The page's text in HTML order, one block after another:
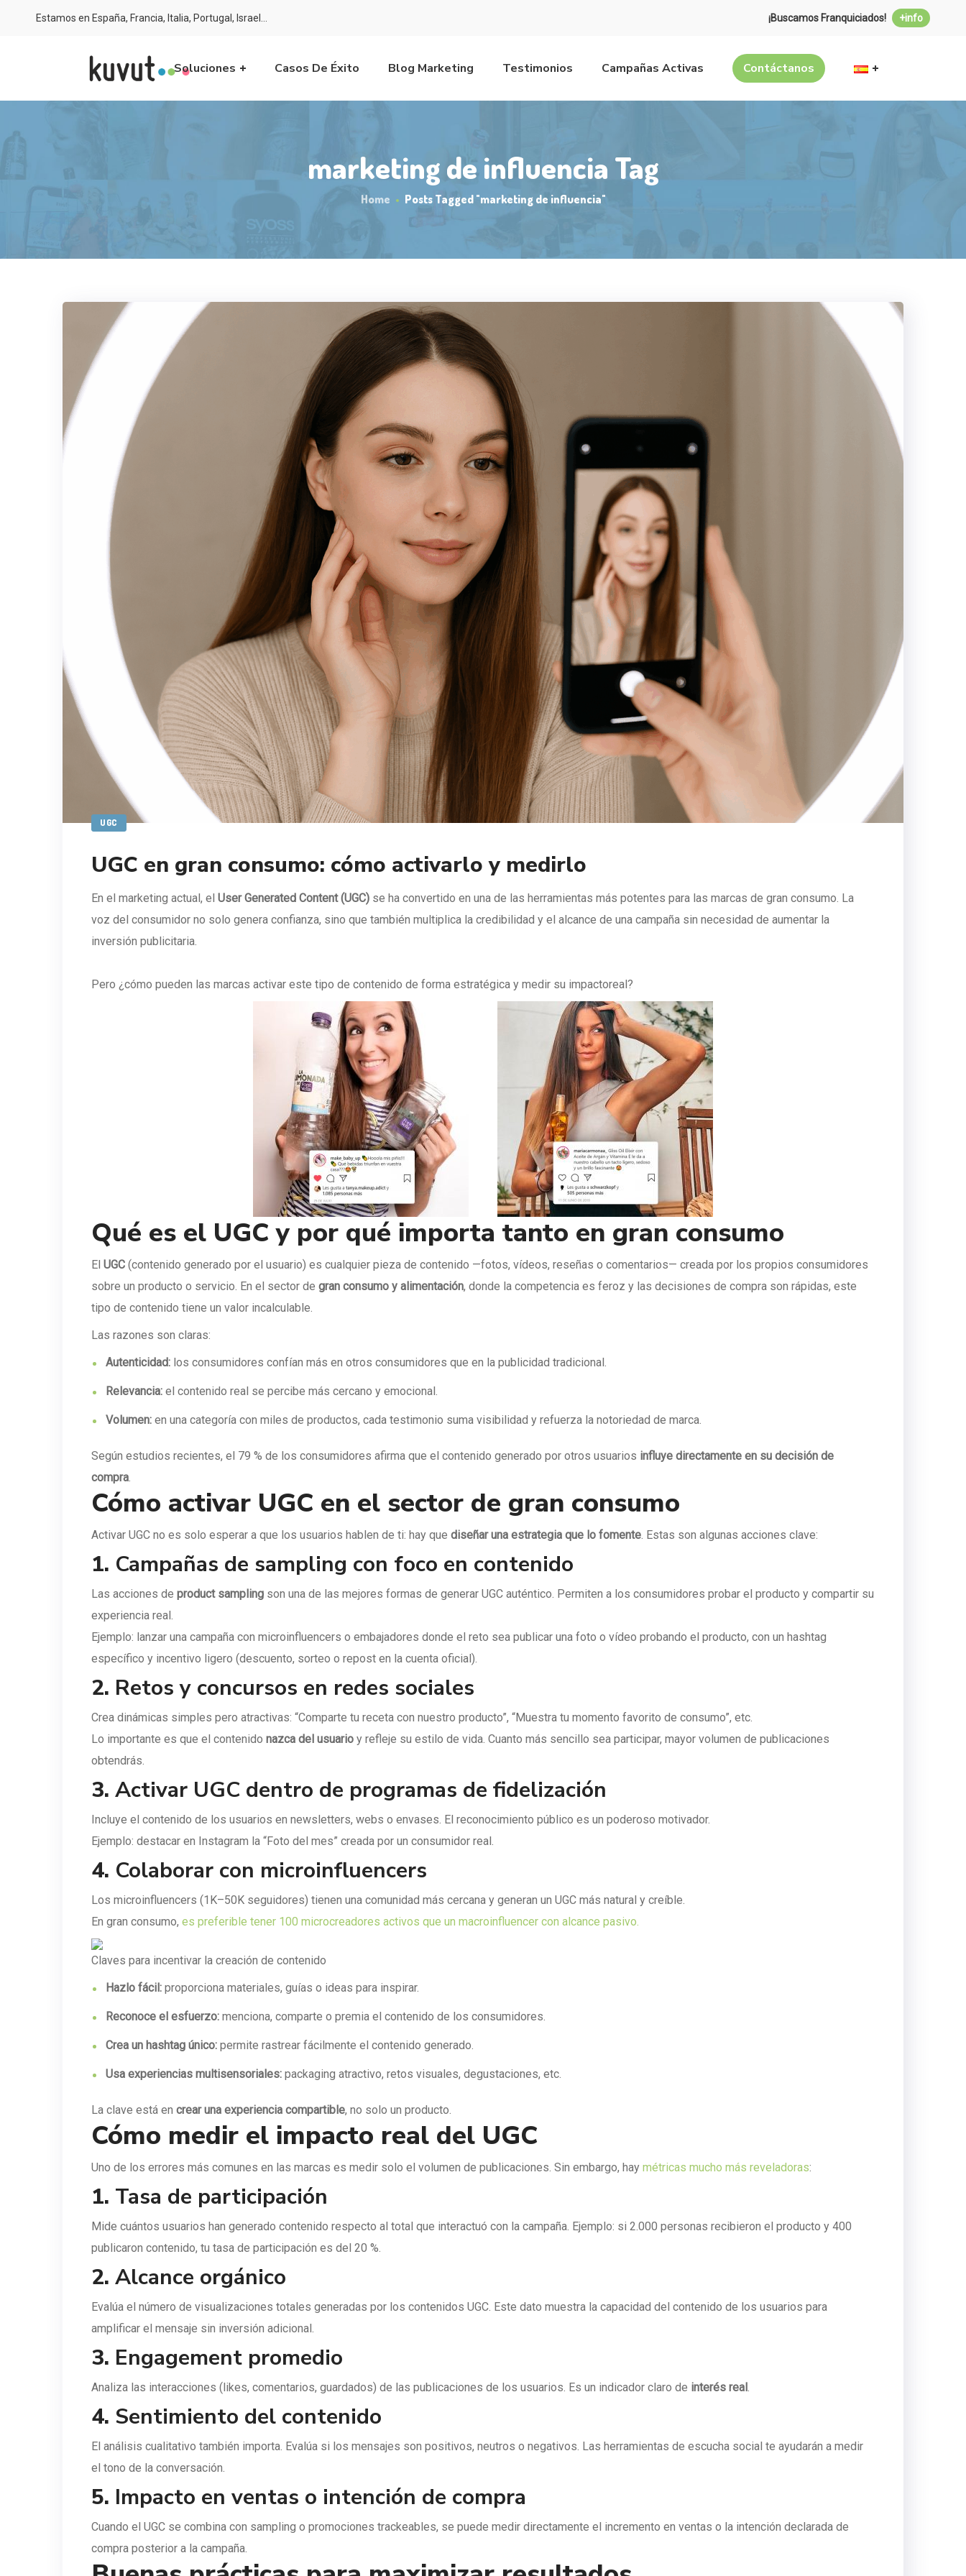
Estamos en España, Francia, Italia, Portugal, Israel… ¡Buscamos Franquiciados! +info
Soluciones Casos De Éxito Blog Marketing Testimonios Campañas Activas Contáctanos
marketing de influencia Tag
Home Posts Tagged "marketing de influencia"
UGC
UGC en gran consumo: cómo activarlo y medirlo
En el marketing actual, el User Generated Content (UGC) se ha convertido en una de las herramientas más potentes para las marcas de gran consumo. La
voz del consumidor no solo genera confianza, sino que también multiplica la credibilidad y el alcance de una campaña sin necesidad de aumentar la
inversión publicitaria.
Pero ¿cómo pueden las marcas activar este tipo de contenido de forma estratégica y medir su impactoreal?
Qué es el UGC y por qué importa tanto en gran consumo
El UGC (contenido generado por el usuario) es cualquier pieza de contenido —fotos, vídeos, reseñas o comentarios— creada por los propios consumidores
sobre un producto o servicio. En el sector de gran consumo y alimentación, donde la competencia es feroz y las decisiones de compra son rápidas, este
tipo de contenido tiene un valor incalculable.
Las razones son claras:
Autenticidad: los consumidores confían más en otros consumidores que en la publicidad tradicional.
Relevancia: el contenido real se percibe más cercano y emocional.
Volumen: en una categoría con miles de productos, cada testimonio suma visibilidad y refuerza la notoriedad de marca.
Según estudios recientes, el 79 % de los consumidores afirma que el contenido generado por otros usuarios influye directamente en su decisión de
compra.
Cómo activar UGC en el sector de gran consumo
Activar UGC no es solo esperar a que los usuarios hablen de ti: hay que diseñar una estrategia que lo fomente. Estas son algunas acciones clave:
1. Campañas de sampling con foco en contenido
Las acciones de product sampling son una de las mejores formas de generar UGC auténtico. Permiten a los consumidores probar el producto y compartir su
experiencia real.
Ejemplo: lanzar una campaña con microinfluencers o embajadores donde el reto sea publicar una foto o vídeo probando el producto, con un hashtag
específico y incentivo ligero (descuento, sorteo o repost en la cuenta oficial).
2. Retos y concursos en redes sociales
Crea dinámicas simples pero atractivas: “Comparte tu receta con nuestro producto”, “Muestra tu momento favorito de consumo”, etc.
Lo importante es que el contenido nazca del usuario y refleje su estilo de vida. Cuanto más sencillo sea participar, mayor volumen de publicaciones
obtendrás.
3. Activar UGC dentro de programas de fidelización
Incluye el contenido de los usuarios en newsletters, webs o envases. El reconocimiento público es un poderoso motivador.
Ejemplo: destacar en Instagram la “Foto del mes” creada por un consumidor real.
4. Colaborar con microinfluencers
Los microinfluencers (1K–50K seguidores) tienen una comunidad más cercana y generan un UGC más natural y creíble.
En gran consumo, es preferible tener 100 microcreadores activos que un macroinfluencer con alcance pasivo.
Claves para incentivar la creación de contenido
Hazlo fácil: proporciona materiales, guías o ideas para inspirar.
Reconoce el esfuerzo: menciona, comparte o premia el contenido de los consumidores.
Crea un hashtag único: permite rastrear fácilmente el contenido generado.
Usa experiencias multisensoriales: packaging atractivo, retos visuales, degustaciones, etc.
La clave está en crear una experiencia compartible, no solo un producto.
Cómo medir el impacto real del UGC
Uno de los errores más comunes en las marcas es medir solo el volumen de publicaciones. Sin embargo, hay métricas mucho más reveladoras:
1. Tasa de participación
Mide cuántos usuarios han generado contenido respecto al total que interactuó con la campaña. Ejemplo: si 2.000 personas recibieron el producto y 400
publicaron contenido, tu tasa de participación es del 20 %.
2. Alcance orgánico
Evalúa el número de visualizaciones totales generadas por los contenidos UGC. Este dato muestra la capacidad del contenido de los usuarios para
amplificar el mensaje sin inversión adicional.
3. Engagement promedio
Analiza las interacciones (likes, comentarios, guardados) de las publicaciones de los usuarios. Es un indicador claro de interés real.
4. Sentimiento del contenido
El análisis cualitativo también importa. Evalúa si los mensajes son positivos, neutros o negativos. Las herramientas de escucha social te ayudarán a medir
el tono de la conversación.
5. Impacto en ventas o intención de compra
Cuando el UGC se combina con sampling o promociones trackeables, se puede medir directamente el incremento en ventas o la intención declarada de
compra posterior a la campaña.